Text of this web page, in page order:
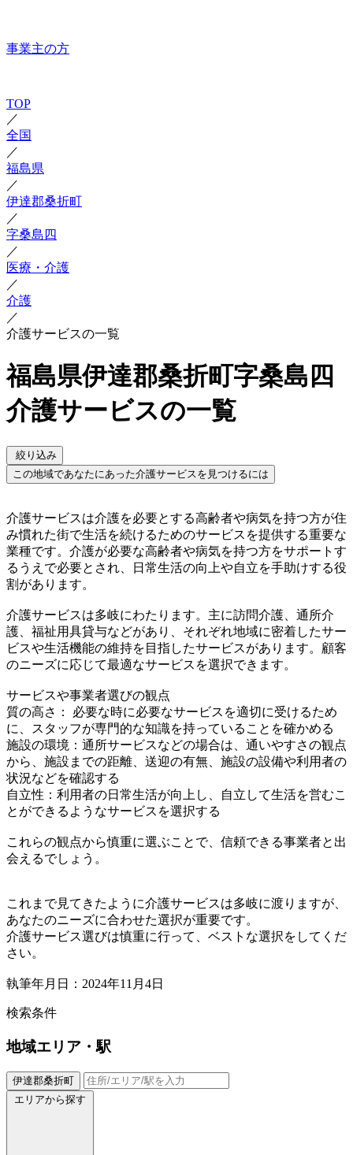
事業主の方
TOP
／
全国
／
福島県
／
伊達郡桑折町
／
字桑島四
／
医療・介護
／
介護
／
介護サービスの一覧
福島県伊達郡桑折町字桑島四
介護サービスの一覧
絞り込み
この地域であなたにあった介護サービスを見つけるには
介護サービスは介護を必要とする高齢者や病気を持つ方が住
み慣れた街で生活を続けるためのサービスを提供する重要な
業種です。介護が必要な高齢者や病気を持つ方をサポートす
るうえで必要とされ、日常生活の向上や自立を手助けする役
割があります。
介護サービスは多岐にわたります。主に訪問介護、通所介
護、福祉用具貸与などがあり、それぞれ地域に密着したサー
ビスや生活機能の維持を目指したサービスがあります。顧客
のニーズに応じて最適なサービスを選択できます。
サービスや事業者選びの観点
質の高さ： 必要な時に必要なサービスを適切に受けるため
に、スタッフが専門的な知識を持っていることを確かめる
施設の環境：通所サービスなどの場合は、通いやすさの観点
から、施設までの距離、送迎の有無、施設の設備や利用者の
状況などを確認する
自立性：利用者の日常生活が向上し、自立して生活を営むこ
とができるようなサービスを選択する
これらの観点から慎重に選ぶことで、信頼できる事業者と出
会えるでしょう。
これまで見てきたように介護サービスは多岐に渡りますが、
あなたのニーズに合わせた選択が重要です。
介護サービス選びは慎重に行って、ベストな選択をしてくだ
さい。
執筆年月日：2024年11月4日
検索条件
地域エリア・駅
伊達郡桑折町
エリアから探す